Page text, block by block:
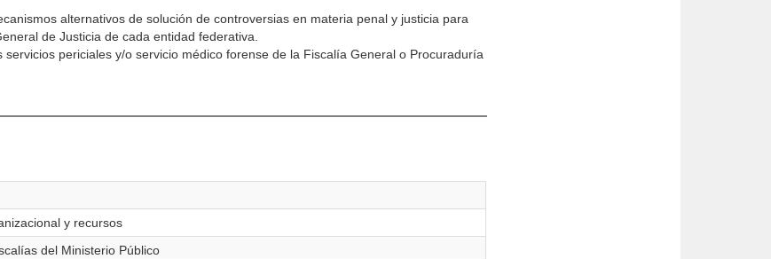
alternativos de solución de controversias en materia penal y justicia para
de Justicia de cada entidad federativa.
periciales y/o servicio médico forense de la Fiscalía General o Procuraduría
y recursos
del Ministerio Público